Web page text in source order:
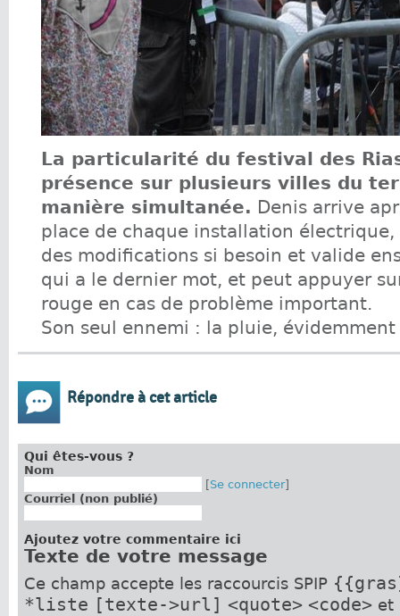
La particularité du festival des
présence sur plusieurs villes du
manière simultanée. Denis arrive
place de chaque installation
des modifications si besoin et valide
qui a le dernier mot, et peut appuyer
rouge en cas de problème important.
Son seul ennemi : la pluie,
Répondre à cet article
Qui êtes-vous ?
Nom
[Se connecter]
Courriel (non publié)
Ajoutez votre commentaire ici
Texte de votre message
Ce champ accepte les raccourcis SPIP
*liste [texte->url] <quote> <code>et